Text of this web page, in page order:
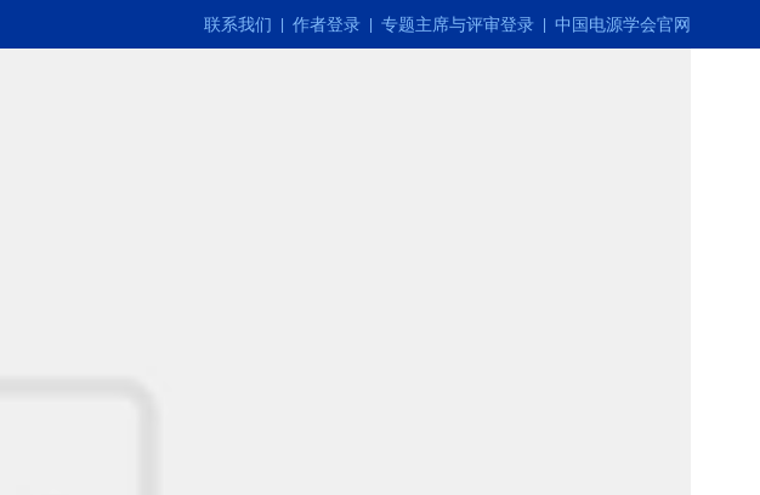
联系我们 作者登录 专题主席与评审登录 中国电源学会官网